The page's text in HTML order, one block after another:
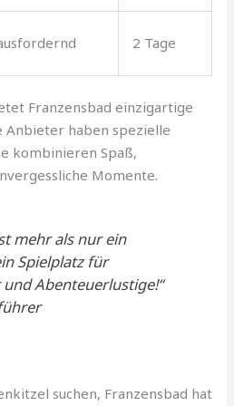
2 Tage
Franzensbad einzigartige
Anbieter haben spezielle
kombinieren Spaß,
Momente.
mehr als nur ein
Spielplatz für
Abenteuerlustige!“
suchen, Franzensbad hat